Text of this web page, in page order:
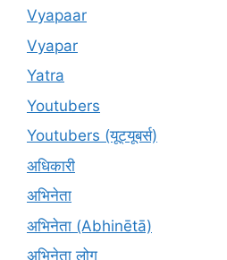
Vyapaar
Vyapar
Yatra
Youtubers
Youtubers (यूट्यूबर्स)
अधिकारी
अभिनेता
अभिनेता (Abhinētā)
अभिनेता लोग